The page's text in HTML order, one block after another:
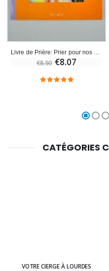
€8.50 €8.07
CATÉGORIES
VOTRE CIERGE À LOURDES